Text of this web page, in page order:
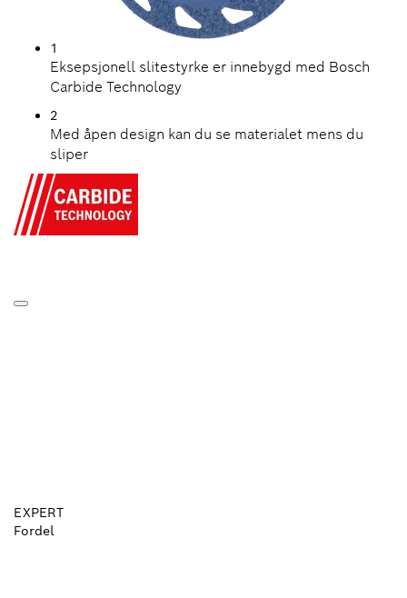
1
Eksepsjonell slitestyrke er innebygd med Bosch
Carbide Technology
2
Med åpen design kan du se materialet mens du
sliper
EXPERT
Fordel